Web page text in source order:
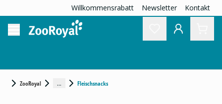
Willkommensrabatt Newsletter Kontakt
ZooRoyal ... Fleischsnacks